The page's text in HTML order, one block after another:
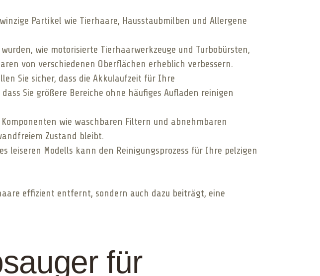
Partikel wie Tierhaare, Hausstaubmilben und Allergene
wie motorisierte Tierhaarwerkzeuge und Turbobürsten,
von verschiedenen Oberflächen erheblich verbessern.
Sie sicher, dass die Akkulaufzeit für Ihre
Sie größere Bereiche ohne häufiges Aufladen reinigen
wie waschbaren Filtern und abnehmbaren
Zustand bleibt.
leiseren Modells kann den Reinigungsprozess für Ihre pelzigen
effizient entfernt, sondern auch dazu beiträgt, eine
für